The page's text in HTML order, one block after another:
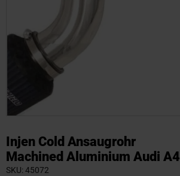
Injen Cold Ansaugrohr
Machined Aluminium Audi A4
SKU 45072
Anfang
der
Bildgalerie